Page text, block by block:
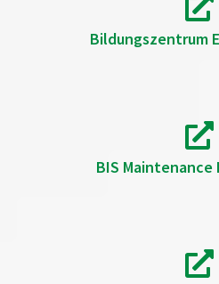
Bildungszentrum
BIS Maintenance